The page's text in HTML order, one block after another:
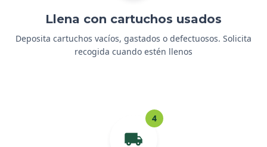
Llena con cartuchos usados
Deposita cartuchos vacíos, gastados o defectuosos. Solicita
recogida cuando estén llenos
4